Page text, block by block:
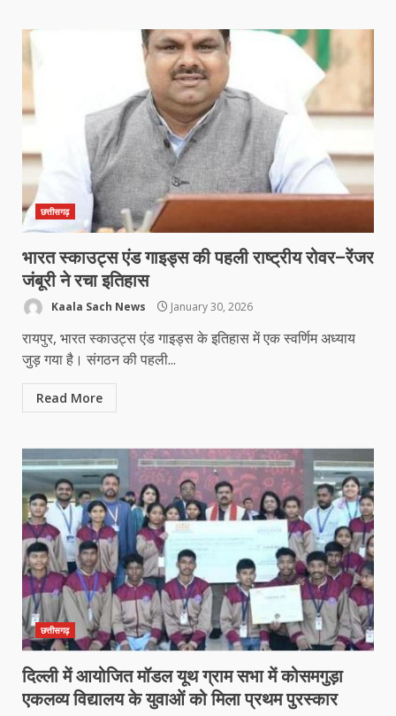
छत्तीसगढ़
भारत स्काउट्स एंड गाइड्स की पहली राष्ट्रीय रोवर–रेंजर
जंबूरी ने रचा इतिहास
Kaala Sach News January 30, 2026
रायपुर, भारत स्काउट्स एंड गाइड्स के इतिहास में एक स्वर्णिम अध्याय
जुड़ गया है। संगठन की पहली...
Read More
छत्तीसगढ़
दिल्ली में आयोजित मॉडल यूथ ग्राम सभा में कोसमगुड़ा
एकलव्य विद्यालय के युवाओं को मिला प्रथम पुरस्कार